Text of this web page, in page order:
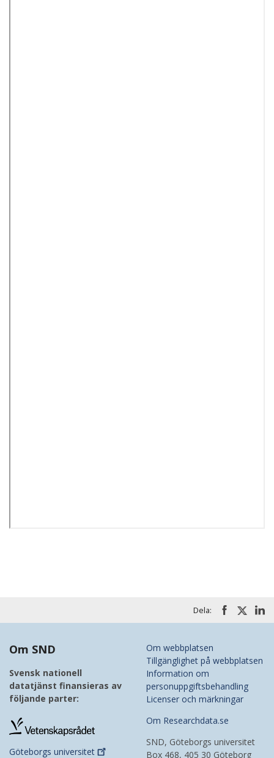
Dela:
Om SND
Svensk nationell
datatjänst finansieras av
följande parter:
Göteborgs universitet
Om webbplatsen
Tillgänglighet på webbplatsen
Information om
personuppgiftsbehandling
Licenser och märkningar
Om Researchdata.se
SND, Göteborgs universitet
Box 468, 405 30 Göteborg